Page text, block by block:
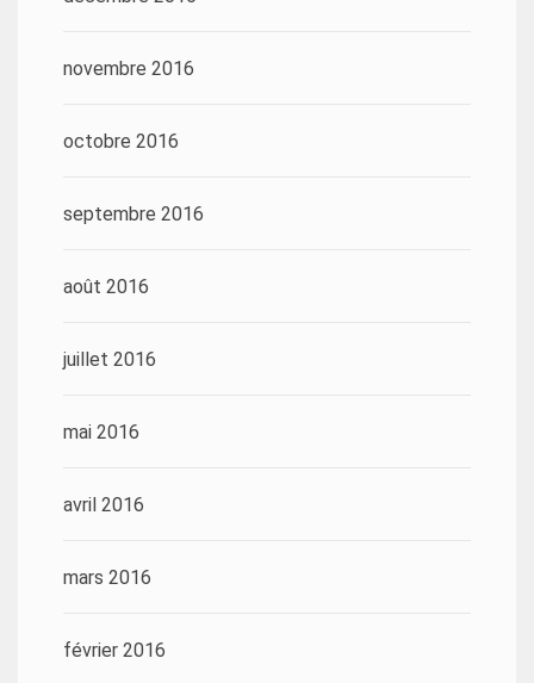
novembre 2016
octobre 2016
septembre 2016
août 2016
juillet 2016
mai 2016
avril 2016
mars 2016
février 2016